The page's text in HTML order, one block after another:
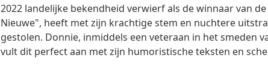
2022 landelijke bekendheid verwierf als de winnaar van
Nieuwe", heeft met zijn krachtige stem en nuchtere
gestolen. Donnie, inmiddels een veteraan in het smeden
vult dit perfect aan met zijn humoristische teksten en